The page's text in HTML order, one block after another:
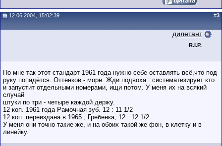
12.06.2004, 15:02:39 #3
дилетант
R.I.P.
По мне так этот стандарт 1961 года нужно себе оставлять всё,что под
руку попадётся. Оттенков - море. Жди подвоха : систематизирует кто
и запустит отдельными номерами, ищи потом. У меня их на всякий
случай
штуки по три - четыре каждой держу.
12 коп. 1961 года Рамочная зуб. 12 : 11 1/2
12 коп. переиздана в 1965 , Гребенка, 12 : 12 1/2
У меня они точно такие же, и на обоих такой же фон, в клетку и в
линейку.